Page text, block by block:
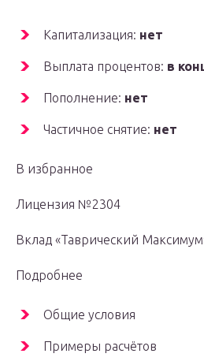
Капитализация: нет
Выплата процентов: в
Пополнение: нет
Частичное снятие: нет
В избранное
Лицензия №2304
Вклад «Таврический
Подробнее
Общие условия
Примеры расчётов